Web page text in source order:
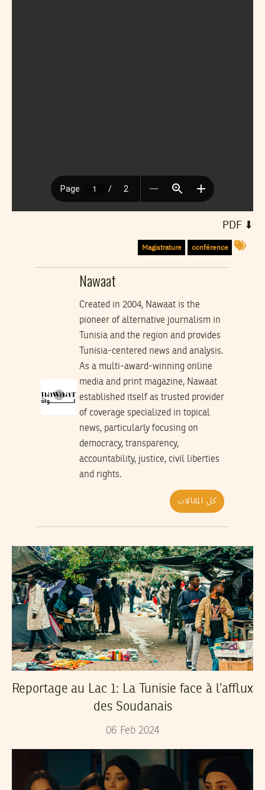
⬇︎ PDF
conférence
Magistrature
Nawaat
Created in 2004, Nawaat is the
pioneer of alternative journalism in
Tunisia and the region and provides
Tunisia-centered news and analysis.
As a multi-award-winning online
media and print magazine, Nawaat
established itself as trusted provider
of coverage specialized in topical
news, particularly focusing on
democracy, transparency,
accountability, justice, civil liberties
and rights.
كل المقالات
Reportage au Lac 1: La Tunisie face à l’afflux
des Soudanais
06 Feb 2024